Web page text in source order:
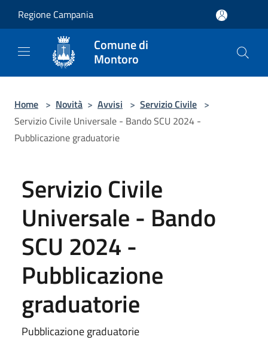
Regione Campania
Comune di
Montoro
Home > Novità > Avvisi > Servizio Civile >
Servizio Civile Universale - Bando SCU 2024 -
Pubblicazione graduatorie
Servizio Civile
Universale - Bando
SCU 2024 -
Pubblicazione
graduatorie
Pubblicazione graduatorie